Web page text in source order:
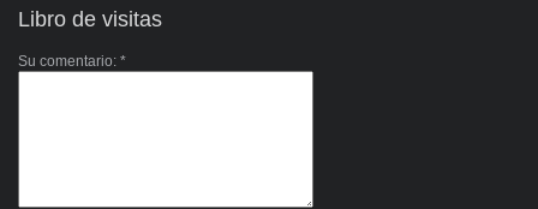
Libro de visitas
Su comentario: *